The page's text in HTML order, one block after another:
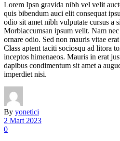
Lorem Ipsn gravida nibh vel velit
quis bibendum auci elit consequat
odio sit amet nibh vulputate cursus a
Morbiaccumsan ipsum velit. Nam
ornare odio. Sed non mauris vitae
Class aptent taciti sociosqu ad litora
inceptos himenaeos. Mauris in erat
dapibus condimentum sit amet a
imperdiet nisi.
By yonetici
2 Mart 2023
0